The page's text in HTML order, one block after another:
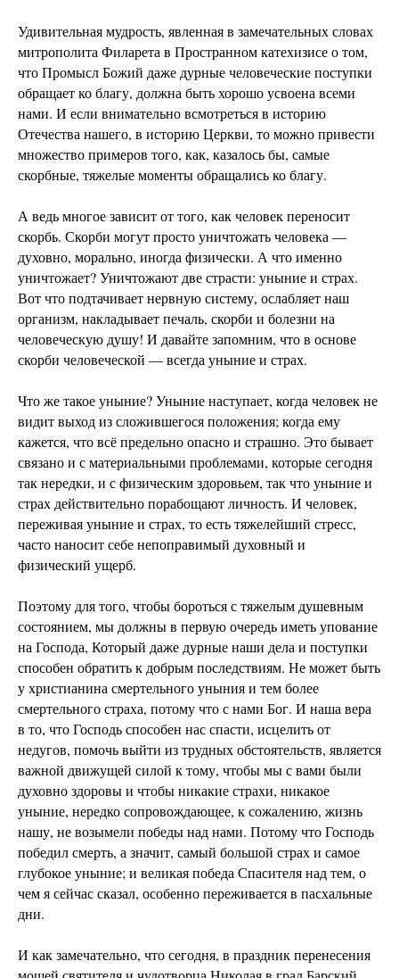
Удивительная мудрость, явленная в замечательных словах
митрополита Филарета в Пространном катехизисе о том,
что Промысл Божий даже дурные человеческие поступки
обращает ко благу, должна быть хорошо усвоена всеми
нами. И если внимательно всмотреться в историю
Отечества нашего, в историю Церкви, то можно привести
множество примеров того, как, казалось бы, самые
скорбные, тяжелые моменты обращались ко благу.
А ведь многое зависит от того, как человек переносит
скорбь. Скорби могут просто уничтожать человека —
духовно, морально, иногда физически. А что именно
уничтожает? Уничтожают две страсти: уныние и страх.
Вот что подтачивает нервную систему, ослабляет наш
организм, накладывает печаль, скорби и болезни на
человеческую душу! И давайте запомним, что в основе
скорби человеческой — всегда уныние и страх.
Что же такое уныние? Уныние наступает, когда человек не
видит выход из сложившегося положения; когда ему
кажется, что всё предельно опасно и страшно. Это бывает
связано и с материальными проблемами, которые сегодня
так нередки, и с физическим здоровьем, так что уныние и
страх действительно порабощают личность. И человек,
переживая уныние и страх, то есть тяжелейший стресс,
часто наносит себе непоправимый духовный и
физический ущерб.
Поэтому для того, чтобы бороться с тяжелым душевным
состоянием, мы должны в первую очередь иметь упование
на Господа, Который даже дурные наши дела и поступки
способен обратить к добрым последствиям. Не может быть
у христианина смертельного уныния и тем более
смертельного страха, потому что с нами Бог. И наша вера
в то, что Господь способен нас спасти, исцелить от
недугов, помочь выйти из трудных обстоятельств, является
важной движущей силой к тому, чтобы мы с вами были
духовно здоровы и чтобы никакие страхи, никакое
уныние, нередко сопровождающее, к сожалению, жизнь
нашу, не возымели победы над нами. Потому что Господь
победил смерть, а значит, самый большой страх и самое
глубокое уныние; и великая победа Спасителя над тем, о
чем я сейчас сказал, особенно переживается в пасхальные
дни.
И как замечательно, что сегодня, в праздник перенесения